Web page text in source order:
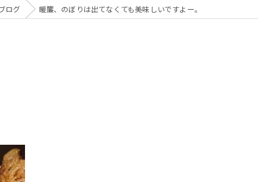
ログ 暖簾、のぼりは出てなくても美味しいですよー。